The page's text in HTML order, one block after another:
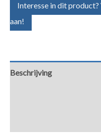
Interesse in dit
aan!
Beschrijving